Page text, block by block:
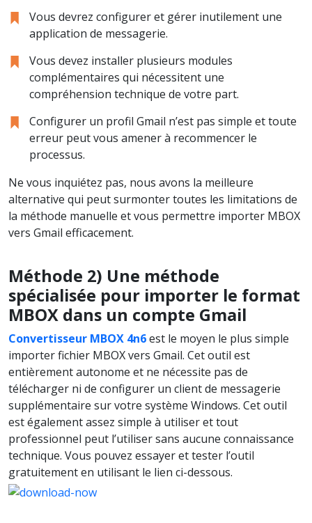
Vous devrez configurer et gérer inutilement une
application de messagerie.
Vous devez installer plusieurs modules
complémentaires qui nécessitent une
compréhension technique de votre part.
Configurer un profil Gmail n’est pas simple et toute
erreur peut vous amener à recommencer le
processus.
Ne vous inquiétez pas, nous avons la meilleure
alternative qui peut surmonter toutes les limitations de
la méthode manuelle et vous permettre importer MBOX
vers Gmail efficacement.
Méthode 2) Une méthode
spécialisée pour importer le format
MBOX dans un compte Gmail
Convertisseur MBOX 4n6est le moyen le plus simple
importer fichier MBOX vers Gmail. Cet outil est
entièrement autonome et ne nécessite pas de
télécharger ni de configurer un client de messagerie
supplémentaire sur votre système Windows. Cet outil
est également assez simple à utiliser et tout
professionnel peut l’utiliser sans aucune connaissance
technique. Vous pouvez essayer et tester l’outil
gratuitement en utilisant le lien ci-dessous.